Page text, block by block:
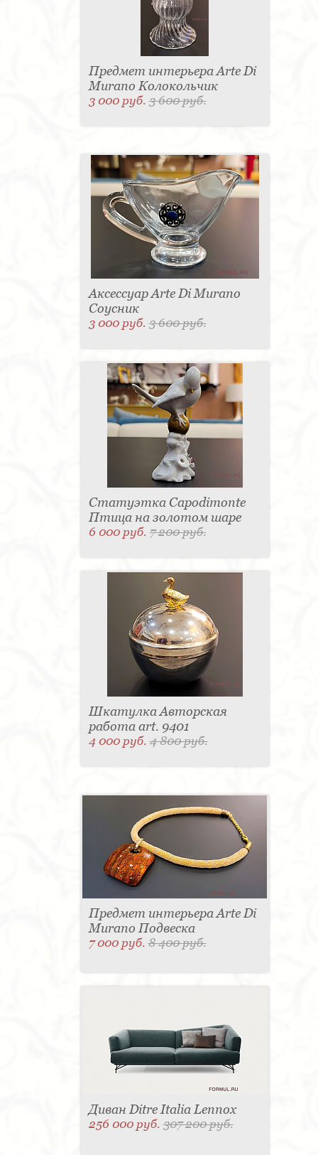
Предмет интерьера Arte Di
Murano Колокольчик
3 000 руб.3 600 руб.
Аксессуар Arte Di Murano
Соусник
3 000 руб.3 600 руб.
Статуэтка Capodimonte
Птица на золотом шаре
6 000 руб.7 200 руб.
Шкатулка Авторская
работа art. 9401
4 000 руб.4 800 руб.
Предмет интерьера Arte Di
Murano Подвеска
7 000 руб.8 400 руб.
Диван Ditre Italia Lennox
256 000 руб.307 200 руб.